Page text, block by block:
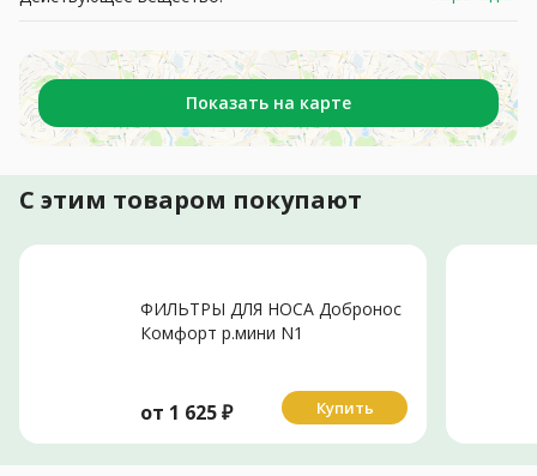
Показать на карте
С этим товаром покупают
ФИЛЬТРЫ ДЛЯ НОСА Добронос
Комфорт р.мини N1
от 1 625₽ Купить